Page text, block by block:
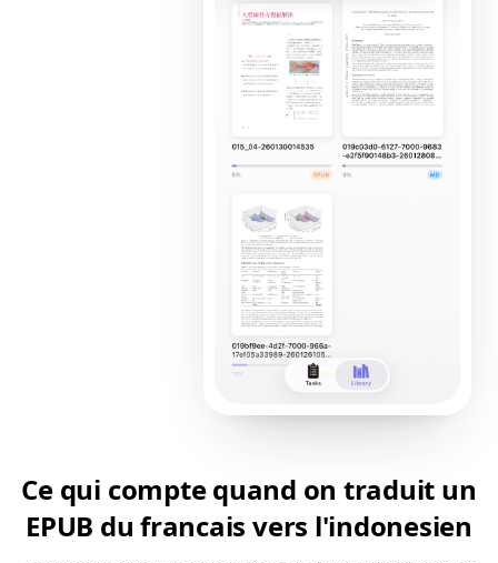
Ce qui compte quand on traduit un
EPUB du francais vers l'indonesien